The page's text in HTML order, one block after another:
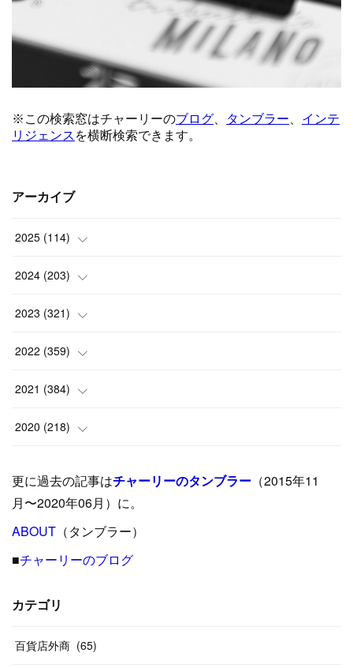
アーカイブ
2025 (114)
(1)
(8)
(6)
(9 )
( 5 )
( 15
(24)
(8 )
(17
(12)
2024 (203)
(24)
(10)
(18)
(17)
)
(12)
19)
(13
(14)
2023 (321)
(25)
(17)
(35)
(33 )
(26)
27)
(29
(24)
2022 (359)
(42)
(37)
(31)
(31)
31
(26
(20)
2021 (384)
(9)
(39)
( 23)
40
(55
(38)
2020 (218)
(24)
( 42)
(33
(46)
更に過去の記事はチャーリーのタンブラー （2015年11
月〜2020年06月）に。
ABOUT （タンブラー）
■チャーリーのブログ
カテゴリ
百貨店外商 (65)